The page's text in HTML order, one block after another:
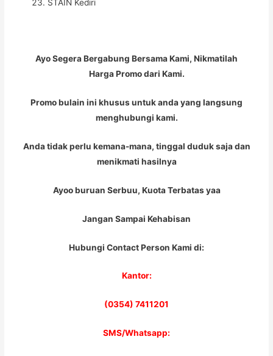
STAIN Kediri
Ayo Segera Bergabung Bersama Kami, Nikmatilah
Harga Promo dari Kami.
Promo bulain ini khusus untuk anda yang langsung
menghubungi kami.
Anda tidak perlu kemana-mana, tinggal duduk saja dan
menikmati hasilnya
Ayoo buruan Serbuu, Kuota Terbatas yaa
Jangan Sampai Kehabisan
Hubungi Contact Person Kami di:
Kantor:
(0354) 7411201
SMS/Whatsapp: